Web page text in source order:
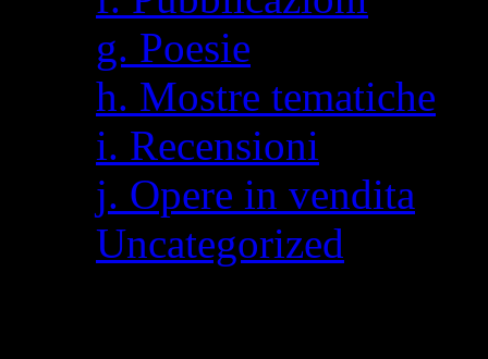
g. Poesie
h. Mostre tematiche
i. Recensioni
j. Opere in vendita
Uncategorized